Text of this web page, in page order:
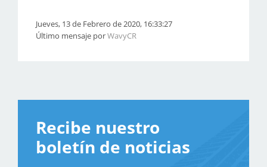
Jueves, 13 de Febrero de 2020, 16:33:27
Último mensaje porWavyCR
Recibe nuestro
boletín de noticias